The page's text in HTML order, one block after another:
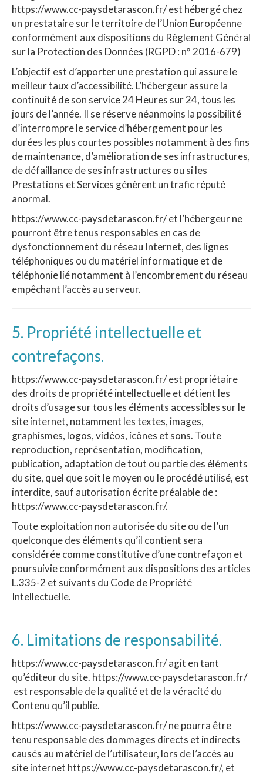
https://www.cc-paysdetarascon.fr/ est hébergé chez
un prestataire sur le territoire de l’Union Européenne
conformément aux dispositions du Règlement Général
sur la Protection des Données (RGPD : n° 2016-679)
L’objectif est d’apporter une prestation qui assure le
meilleur taux d’accessibilité. L’hébergeur assure la
continuité de son service 24 Heures sur 24, tous les
jours de l’année. Il se réserve néanmoins la possibilité
d’interrompre le service d’hébergement pour les
durées les plus courtes possibles notamment à des fins
de maintenance, d’amélioration de ses infrastructures,
de défaillance de ses infrastructures ou si les
Prestations et Services génèrent un trafic réputé
anormal.
https://www.cc-paysdetarascon.fr/ et l’hébergeur ne
pourront être tenus responsables en cas de
dysfonctionnement du réseau Internet, des lignes
téléphoniques ou du matériel informatique et de
téléphonie lié notamment à l’encombrement du réseau
empêchant l’accès au serveur.
5. Propriété intellectuelle et
contrefaçons.
https://www.cc-paysdetarascon.fr/ est propriétaire
des droits de propriété intellectuelle et détient les
droits d’usage sur tous les éléments accessibles sur le
site internet, notamment les textes, images,
graphismes, logos, vidéos, icônes et sons. Toute
reproduction, représentation, modification,
publication, adaptation de tout ou partie des éléments
du site, quel que soit le moyen ou le procédé utilisé, est
interdite, sauf autorisation écrite préalable de :
https://www.cc-paysdetarascon.fr/.
Toute exploitation non autorisée du site ou de l’un
quelconque des éléments qu’il contient sera
considérée comme constitutive d’une contrefaçon et
poursuivie conformément aux dispositions des articles
L.335-2 et suivants du Code de Propriété
Intellectuelle.
6. Limitations de responsabilité.
https://www.cc-paysdetarascon.fr/ agit en tant
qu’éditeur du site. https://www.cc-paysdetarascon.fr/
est responsable de la qualité et de la véracité du
Contenu qu’il publie.
https://www.cc-paysdetarascon.fr/ ne pourra être
tenu responsable des dommages directs et indirects
causés au matériel de l’utilisateur, lors de l’accès au
site internet https://www.cc-paysdetarascon.fr/, et